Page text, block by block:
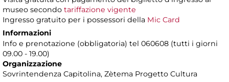
museo secondo tariffazione vigente
Ingresso gratuito per i possessori della Mic Card
Informazioni
Info e prenotazione (obbligatoria) tel 060608 (tutti i giorni
09.00 - 19.00)
Organizzazione
Sovrintendenza Capitolina, Zètema Progetto Cultura